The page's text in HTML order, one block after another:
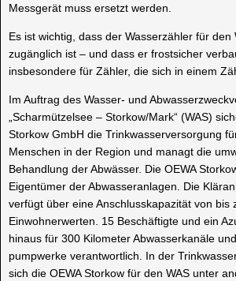
Messgerät muss ersetzt werden.
Es ist wichtig, dass der Wasserzähler für den
zugänglich ist – und dass er frostsicher
insbesondere für Zähler, die sich in einem
Im Auftrag des Wasser- und
„Scharmützelsee – Storkow/Mark“ (WAS)
Storkow GmbH die Trinkwasserversorgung
Menschen in der Region und managt die
Behandlung der Abwässer. Die OEWA
Eigentümer der Abwasseranlagen. Die
verfügt über eine Anschlusskapazität von bis
Einwohnerwerten. 15 Beschäftigte und ein
hinaus für 300 Kilometer Abwasserkanäle
pumpwerke verantwortlich. In der
sich die OEWA Storkow für den WAS unter